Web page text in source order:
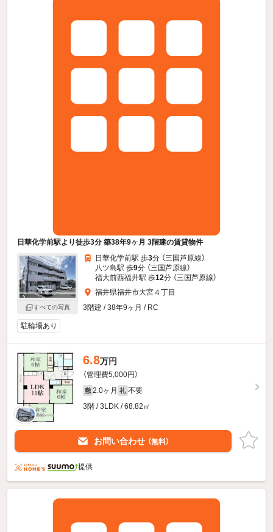
日華化学前駅より徒歩3分 築38年9ヶ月 3階建の賃貸物件
すべての写真
日華化学前駅 歩3分 （三国芦原線）
八ツ島駅 歩9分 （三国芦原線）
福大前西福井駅 歩12分 （三国芦原線）
福井県福井市大宮４丁目
3階建 / 38年9ヶ月 / RC
駐輪場あり
6.8万円
（管理費5,000円）
敷 2.0ヶ月 礼 不要
3階 / 3LDK / 68.82㎡
お問い合わせ （無料）
提供